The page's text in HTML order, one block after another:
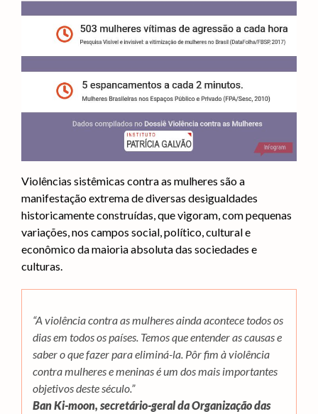
Violências sistêmicas contra as mulheres são a
manifestação extrema de diversas desigualdades
historicamente construídas, que vigoram, com pequenas
variações, nos campos social, político, cultural e
econômico da maioria absoluta das sociedades e
culturas.
“A violência contra as mulheres ainda acontece todos os
dias em todos os países. Temos que entender as causas e
saber o que fazer para eliminá-la. Pôr fim à violência
contra mulheres e meninas é um dos mais importantes
objetivos deste século.”
Ban Ki-moon, secretário-geral da Organização das